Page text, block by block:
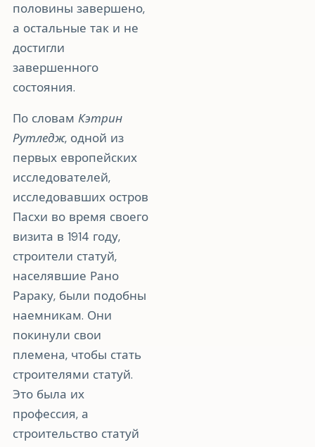
половины завершено,
а остальные так и не
достигли
завершенного
состояния.
По словам Кэтрин
Рутледж, одной из
первых европейских
исследователей,
исследовавших остров
Пасхи во время своего
визита в 1914 году,
строители статуй,
населявшие Рано
Рараку, были подобны
наемникам. Они
покинули свои
племена, чтобы стать
строителями статуй.
Это была их
профессия, а
строительство статуй